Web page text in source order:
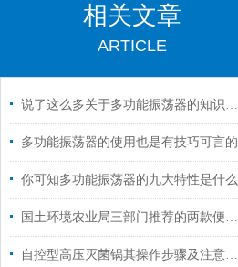
相关文章
ARTICLE
说了这么多关于多功能振荡器的知识，你都清楚了吗？
多功能振荡器的使用也是有技巧可言的
你可知多功能振荡器的九大特性是什么
国土环境农业局三部门推荐的两款便携土壤重金属检测仪的检测方法和使用技巧
自控型高压灭菌锅其操作步骤及注意事项的解析